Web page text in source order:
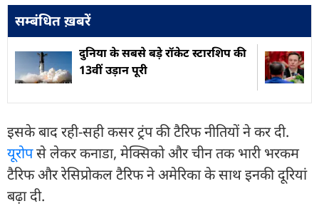
सम्बंधित ख़बरें
दुनिया के सबसे बड़े रॉकेट स्टारशिप की
13वीं उड़ान पूरी
इसके बाद रही-सही कसर ट्रंप की टैरिफ नीतियों ने कर दी.
यूरोपसे लेकर कनाडा, मेक्सिको और चीन तक भारी भरकम
टैरिफ और रेसिप्रोकल टैरिफ ने अमेरिका के साथ इनकी दूरियां
बढ़ा दी.